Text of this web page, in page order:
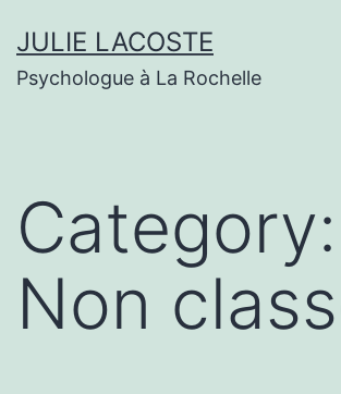
to
content
JULIE LACOSTE
Psychologue à La Rochelle
Category:
Non